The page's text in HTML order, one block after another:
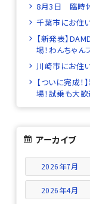
8月3日 臨時
千葉市にお住
【新発表】
場！わんちゃん
川崎市にお住
【ついに完成！
場！試乗も大
アーカイブ
2026年7月
2026年4月